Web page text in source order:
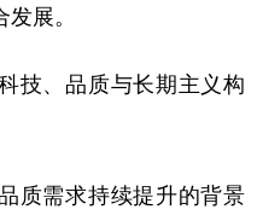
展。
技、品质与长期主义构
质需求持续提升的背景